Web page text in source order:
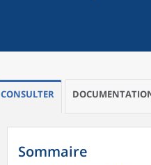
CONSULTER
Sommaire